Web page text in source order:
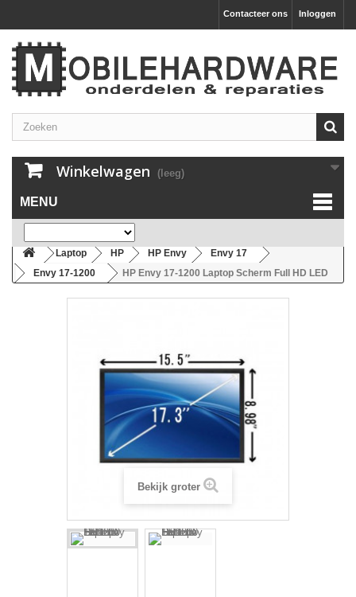
Inloggen
Contacteer ons
Winkelwagen (leeg)
MENU
Laptop HP HP Envy
Envy 17
Envy 17-1200
HP Envy 17-1200 Laptop Scherm Full HD LED
Bekijk groter